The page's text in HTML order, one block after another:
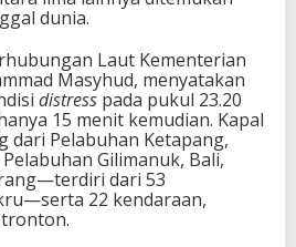
dunia.
Laut Kementerian
Masyhud, menyatakan
distress pada pukul 23.20
15 menit kemudian. Kapal
dari Pelabuhan Ketapang,
Gilimanuk, Bali,
dari 53
22 kendaraan,